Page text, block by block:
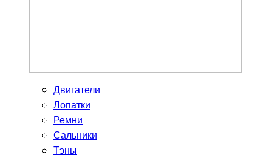
Двигатели
Лопатки
Ремни
Сальники
Тэны